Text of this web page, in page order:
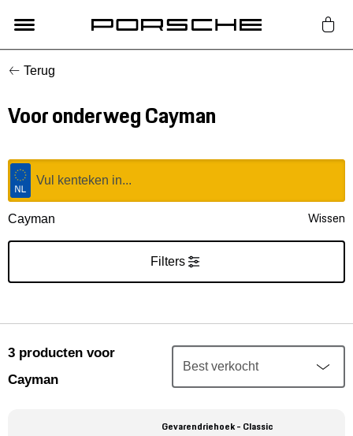
Lifestyle
Auto Accessoires
Classic
Nieuw
Mijn account
Terug
Voor onderweg Cayman
Cayman Wissen
Filters
3 producten voor
Cayman
Gevarendriehoek - Classic